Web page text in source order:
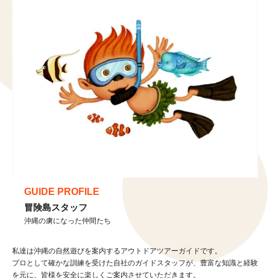
GUIDE PROFILE
冒険島スタッフ
沖縄の虜になった仲間たち
私達は沖縄の自然遊びを案内するアウトドアツアーガイドです。
プロとして確かな訓練を受けた自社のガイドスタッフが、豊富な知識と経験
を元に、皆様を安全に楽しくご案内させていただきます。